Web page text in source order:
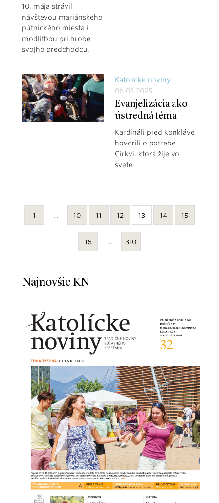
10. mája strávil
návštevou mariánskeho
pútnického miesta i
modlitbou pri hrobe
svojho predchodcu.
Katolícke noviny
06.05.2025
Evanjelizácia ako
ústredná téma
Kardináli pred konkláve
hovorili o potrebe
Cirkvi, ktorá žije vo
svete.
1 … 10 11 12 13 14 15
16 … 310
Najnovšie KN